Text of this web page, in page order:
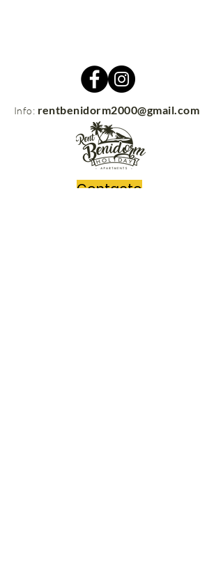
Info: rentbenidorm2000@gmail.com
Contacto